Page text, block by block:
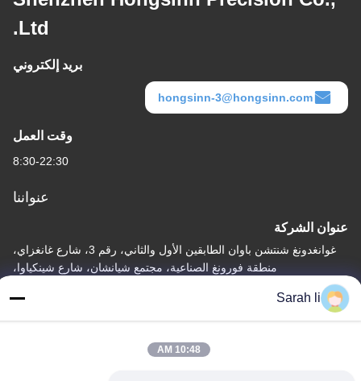
Ltd.
بريد إلكتروني
hongsinn-3@hongsinn.com
وقت العمل
8:30-22:30
عنواننا
عنوان الشركة
غوانغدونغ شنتشن باوان الطابقين الأول والثاني، رقم 3، شارع غانغزاي،
منطقة فورونغ الصناعية، مجتمع شيانشان، شارع شينكياوا،
عنوان المصنع
غوانغدونغ شنتشن باوان الطابق الأول والثاني، رقم 3، شارع غانغزاي،
Sarah li
10:48 AM